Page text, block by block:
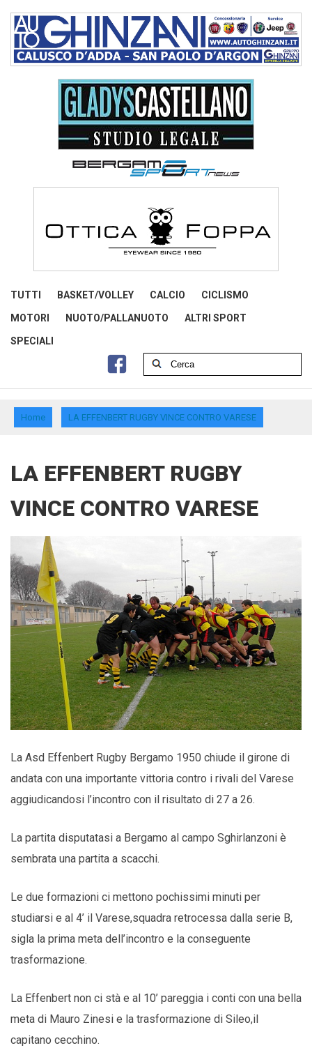
TUTTI BASKET/VOLLEY CALCIO CICLISMO
MOTORI NUOTO/PALLANUOTO ALTRI SPORT
SPECIALI
Home LA EFFENBERT RUGBY VINCE CONTRO VARESE
LA EFFENBERT RUGBY
VINCE CONTRO VARESE
La Asd Effenbert Rugby Bergamo 1950 chiude il girone di
andata con una importante vittoria contro i rivali del Varese
aggiudicandosi l’incontro con il risultato di 27 a 26.
La partita disputatasi a Bergamo al campo Sghirlanzoni è
sembrata una partita a scacchi.
Le due formazioni ci mettono pochissimi minuti per
studiarsi e al 4’ il Varese,squadra retrocessa dalla serie B,
sigla la prima meta dell’incontro e la conseguente
trasformazione.
La Effenbert non ci stà e al 10’ pareggia i conti con una bella
meta di Mauro Zinesi e la trasformazione di Sileo,il
capitano cecchino.